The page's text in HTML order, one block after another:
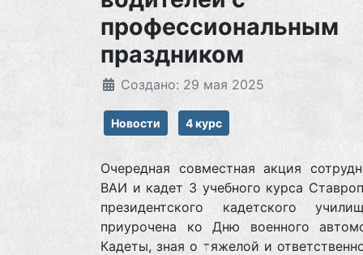
профессиональным
праздником
Создано: 29 мая 2025
Новости 4 курс
Очередная совместная акция
ВАИ и кадет 3 учебного курса
президентского кадетского
приурочена ко Дню военного
Кадеты, зная о тяжелой и